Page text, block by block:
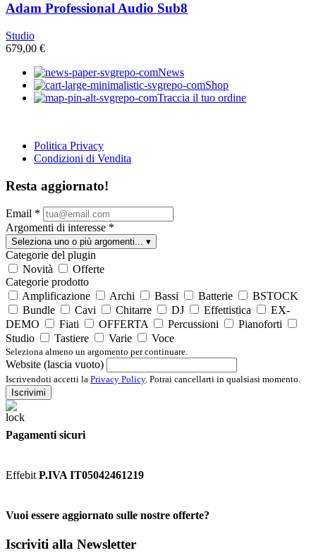
Adam Professional Audio Sub8
Studio
679,00 €
News
Shop
Traccia il tuo ordine
Politica Privacy
Condizioni di Vendita
Resta aggiornato!
Email *
Argomenti di interesse *
Seleziona uno o più argomenti... ▾
Categorie del plugin
Novità
Offerte
Categorie prodotto
Amplificazione
Archi Bassi Batterie
BSTOCK
Bundle
Cavi Chitarre DJ Effettistica
EX-
DEMO
Fiati OFFERTA Percussioni
Pianoforti
Studio
Tastiere Varie Voce
Seleziona almeno un argomento per continuare.
Website (lascia vuoto)
Iscrivendoti accetti la Privacy Policy. Potrai cancellarti in qualsiasi momento.
Iscrivimi
Pagamenti sicuri
Effebit P.IVA IT05042461219
Vuoi essere aggiornato sulle nostre offerte?
Iscriviti alla Newsletter